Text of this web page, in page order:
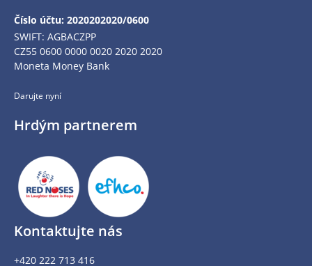
Číslo účtu: 2020202020/0600
SWIFT: AGBACZPP
CZ55 0600 0000 0020 2020 2020
Moneta Money Bank
Darujte nyní
Hrdým partnerem
Kontaktujte nás
+420 222 713 416